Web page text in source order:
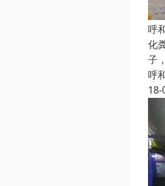
呼
化
子
呼
18-